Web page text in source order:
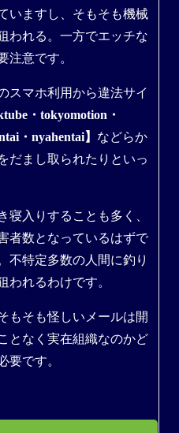
いますし、そもそも機械
われる。一方でエッチな
注意です。
スマホ利用から違法サイ
・tokyomotion・
・nyahentai】 などらか
だまし取られたりといっ
寝入りすることも多く、
者数となっているはずで
不特定多数の人間に釣り
われるわけです。
もそも怪しいメールは開
となく実在組織なのかど
要です。